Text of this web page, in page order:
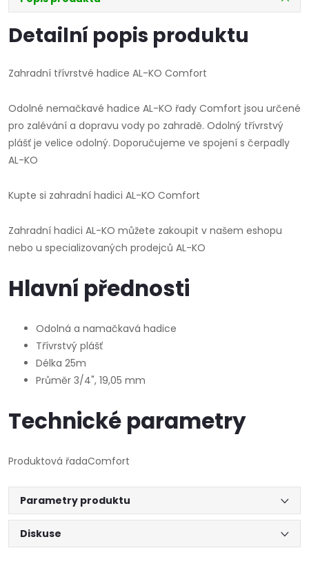
Detailní popis produktu
Zahradní třívrstvé hadice AL-KO Comfort
Odolné nemačkavé hadice AL-KO řady Comfort jsou určené
pro zalévání a dopravu vody po zahradě. Odolný třívrstvý
plášť je velice odolný. Doporučujeme ve spojení s čerpadly
AL-KO
Kupte si zahradní hadici AL-KO Comfort
Zahradní hadici AL-KO můžete zakoupit v našem eshopu
nebo u specializovaných prodejců AL-KO
Hlavní přednosti
Odolná a namačkavá hadice
Třívrstvý plášť
Délka 25m
Průměr 3/4", 19,05 mm
Technické parametry
Produktová řadaComfort
Parametry produktu
Diskuse